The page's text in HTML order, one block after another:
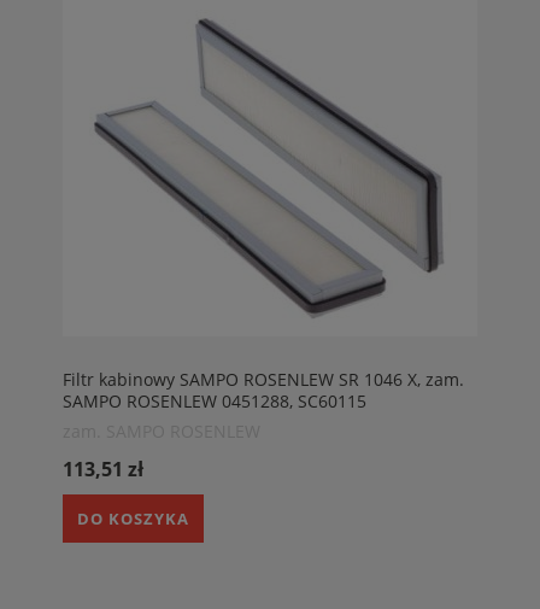
Filtr kabinowy SAMPO ROSENLEW SR 1046 X, zam.
SAMPO ROSENLEW 0451288, SC60115
113,51 zł
DO KOSZYKA